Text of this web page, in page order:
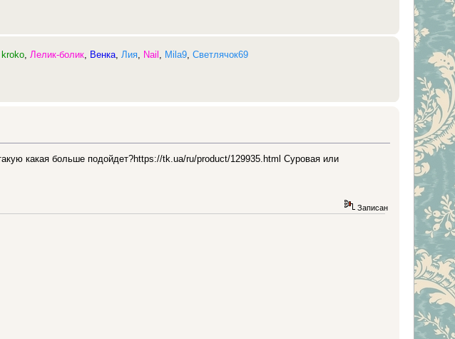
kroko,Лелик-болик, Венка,Лия, Nail , Mila9,Светлячок69
какая больше подойдет?https://tk.ua/ru/product/129935.html Суровая или
Записан